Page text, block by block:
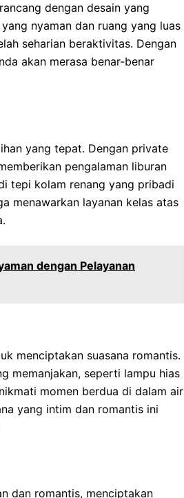
dengan desain yang
nyaman dan ruang yang luas
seharian beraktivitas. Dengan
akan merasa benar-benar
yang tepat. Dengan private
pengalaman liburan
tepi kolam renang yang pribadi
menawarkan layanan kelas atas
dengan Pelayanan
menciptakan suasana romantis.
memanjakan, seperti lampu hias
momen berdua di dalam air
yang intim dan romantis ini
dan romantis, menciptakan